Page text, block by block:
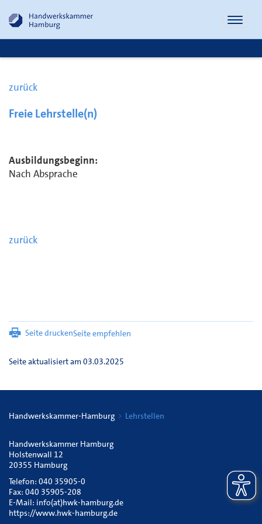
zurück
Freie Lehrstelle(n)
Ausbildungsbeginn:
Nach Absprache
zurück
Seite druckenSeite empfehlen
Seite aktualisiert am 03.03.2025
Handwerkskammer-Hamburg Lehrstellen
Handwerkskammer Hamburg
Holstenwall 12
20355 Hamburg
Telefon: 040 35905-0
Fax: 040 35905-208
E-Mail: info(at)hwk-hamburg.de
https://www.hwk-hamburg.de